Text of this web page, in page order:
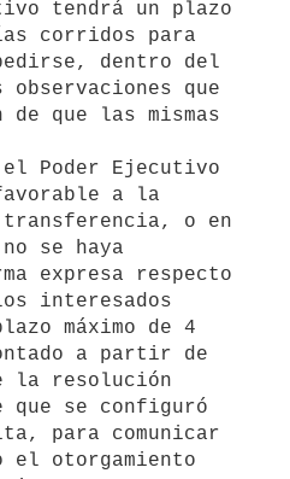
corridos para
dentro del
que
que las mismas
a la
o en
se haya
expresa respecto
interesados
máximo de 4
a partir de
la resolución
que se configuró
para comunicar
el otorgamiento